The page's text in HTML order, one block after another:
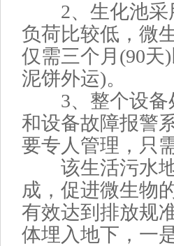
2、生化池采
负荷比较低，微
仅需三个月(90天
泥饼外运)。
3、整个设备
和设备故障报警
要专人管理，只
该生活污水地
成，促进微生物
有效达到排放规
体埋入地下，一